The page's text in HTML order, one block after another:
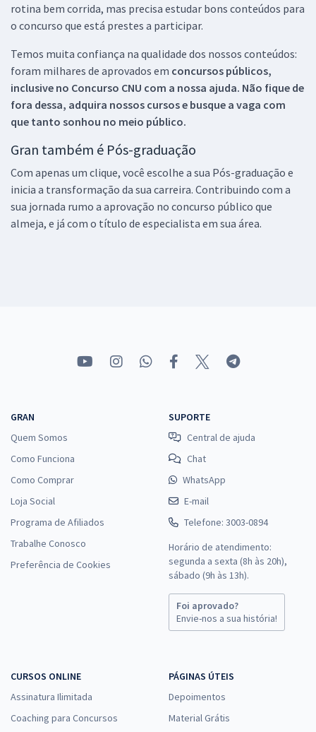
rotina bem corrida, mas precisa estudar bons conteúdos para
o concurso que está prestes a participar.
Temos muita confiança na qualidade dos nossos conteúdos:
foram milhares de aprovados em concursos públicos,
inclusive no Concurso CNU com a nossa ajuda. Não fique de
fora dessa, adquira nossos cursos e busque a vaga com
que tanto sonhou no meio público.
Gran também é Pós-graduação
Com apenas um clique, você escolhe a sua Pós-graduação e
inicia a transformação da sua carreira. Contribuindo com a
sua jornada rumo a aprovação no concurso público que
almeja, e já com o título de especialista em sua área.
GRAN
Quem Somos
Como Funciona
Como Comprar
Loja Social
Programa de Afiliados
Trabalhe Conosco
Preferência de Cookies
SUPORTE
Central de ajuda
Chat
WhatsApp
E-mail
Telefone: 3003-0894
Horário de atendimento:
segunda a sexta (8h às 20h),
sábado (9h às 13h).
Foi aprovado?
Envie-nos a sua história!
CURSOS ONLINE
Assinatura Ilimitada
Coaching para Concursos
PÁGINAS ÚTEIS
Depoimentos
Material Grátis